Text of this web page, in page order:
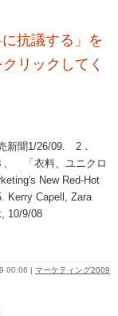
抗議する」を
クリックしてく
新聞1/26/09. 2．
、 「衣料、ユニクロ
New Red-Hot
Kerry Capell, Zara
10/9/08
00:06 マーケティング2009